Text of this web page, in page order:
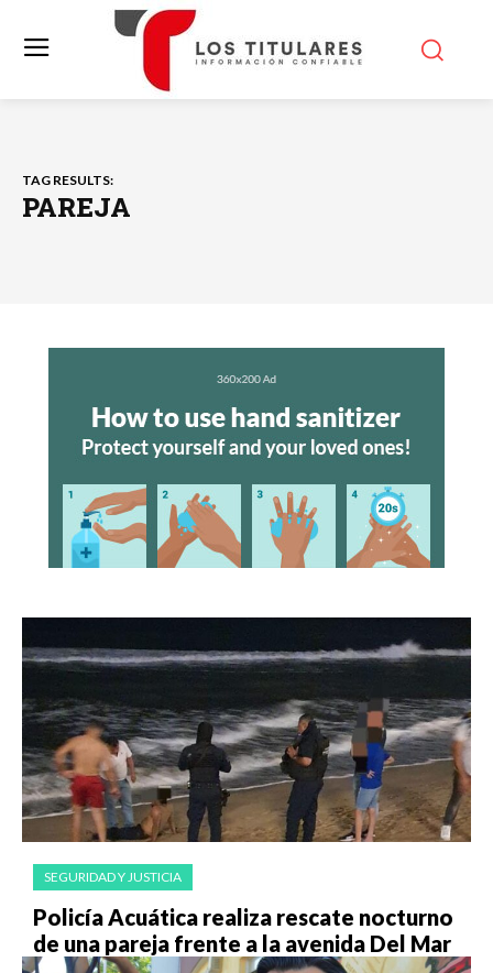
TAG RESULTS:
PAREJA
SEGURIDAD Y JUSTICIA
Policía Acuática realiza rescate nocturno
de una pareja frente a la avenida Del Mar